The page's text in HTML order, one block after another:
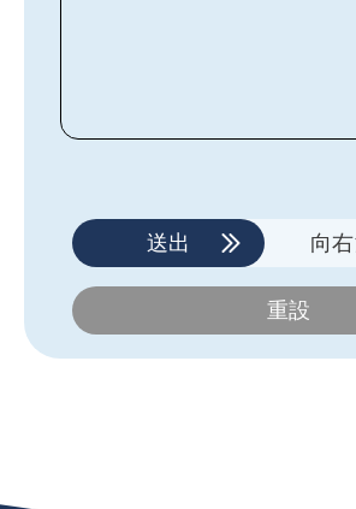
送出 向
重設